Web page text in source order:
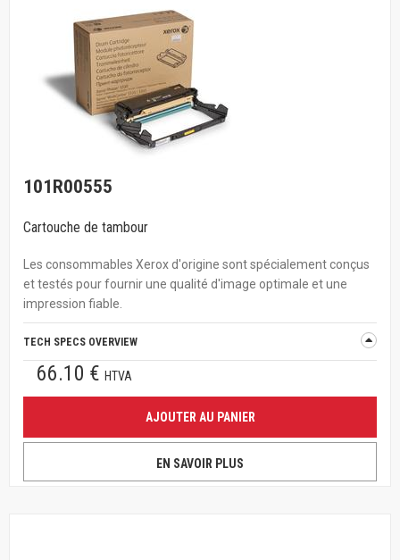
101R00555
Cartouche de tambour
Les consommables Xerox d'origine sont spécialement conçus
et testés pour fournir une qualité d'image optimale et une
impression fiable.
TECH SPECS OVERVIEW
66.10 € HTVA
AJOUTER AU PANIER
EN SAVOIR PLUS